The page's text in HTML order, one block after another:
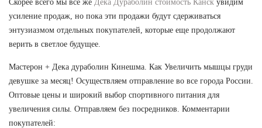
Скорее всего мы все же Дека Дураболин стоимость Канск увидим
усиление продаж, но пока эти продажи будут сдерживаться
энтузиазмом отдельных покупателей, которые еще продолжают
верить в светлое будущее.
Мастерон + Дека дураболин Кинешма. Как Увеличить мышцы груди
девушке за месяц! Осуществляем отправление во все города России.
Оптовые цены и широкий выбор спортивного питания для
увеличения силы. Отправляем без посредников. Комментарии
покупателей: